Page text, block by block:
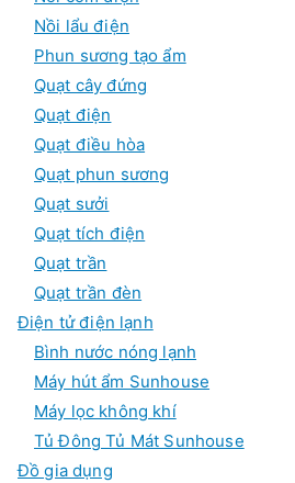
Nồi lẩu điện
Phun sương tạo ẩm
Quạt cây đứng
Quạt điện
Quạt điều hòa
Quạt phun sương
Quạt sưởi
Quạt tích điện
Quạt trần
Quạt trần đèn
Điện tử điện lạnh
Bình nước nóng lạnh
Máy hút ẩm Sunhouse
Máy lọc không khí
Tủ Đông Tủ Mát Sunhouse
Đồ gia dụng